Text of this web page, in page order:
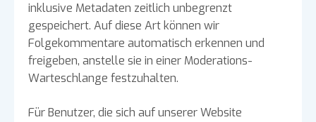
inklusive Metadaten zeitlich unbegrenzt
gespeichert. Auf diese Art können wir
Folgekommentare automatisch erkennen und
freigeben, anstelle sie in einer Moderations-
Warteschlange festzuhalten.
Für Benutzer, die sich auf unserer Website